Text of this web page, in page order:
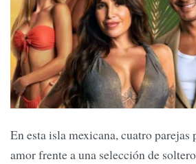
En esta isla mexicana, cuatro parejas
amor frente a una selección de